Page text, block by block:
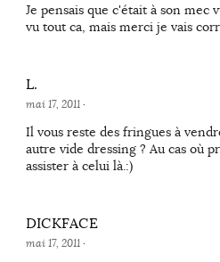
Je pensais que c'était à son mec
vu tout ca, mais merci je vais
L.
mai 17, 2011·
Il vous reste des fringues à
autre vide dressing ? Au cas où
assister à celui là.:)
DICKFACE
mai 17, 2011·